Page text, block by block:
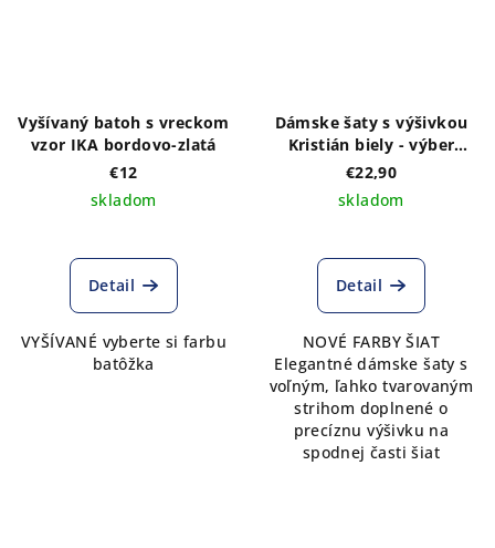
Vyšívaný batoh s vreckom
vzor IKA bordovo-zlatá
€12
skladom
Detail
VYŠÍVANÉ vyberte si farbu
batôžka
Dámske šaty s výšivkou
Kristián biely - výber
farieb šiat
€22,90
skladom
Detail
NOVÉ FARBY ŠIAT
Elegantné dámske šaty s
voľným, ľahko tvarovaným
strihom doplnené o
precíznu výšivku na
spodnej časti šiat